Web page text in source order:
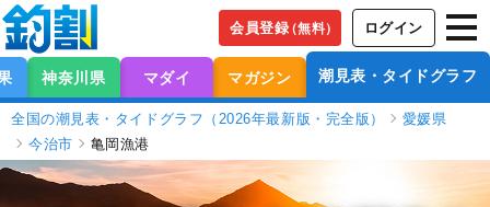
会員登録（無料） ログイン
神奈川県 マダイ マガジン 潮見表・タイドグラフ
全国の潮見表・タイドグラフ（2026年最新版・完全版）
愛媛県
今治市
亀岡漁港